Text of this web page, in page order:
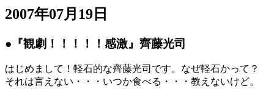
2007年07月19日
●『観劇！！！！！感激』齊藤光司
はじめまして！軽石的な齊藤光司です。なぜ軽石かって？
それは言えない・・・いつか食べる・・・教えないけど。